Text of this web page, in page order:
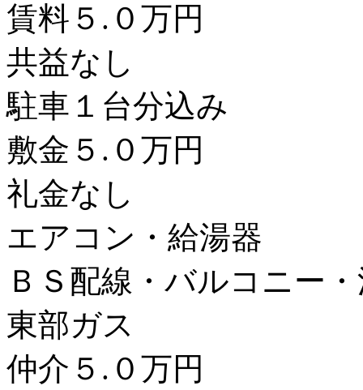
賃料５.０万円
共益なし
駐車１台分込み
敷金５.０万円
礼金なし
エアコン・給湯器
ＢＳ配線・バルコニー
東部ガス
仲介５.０万円